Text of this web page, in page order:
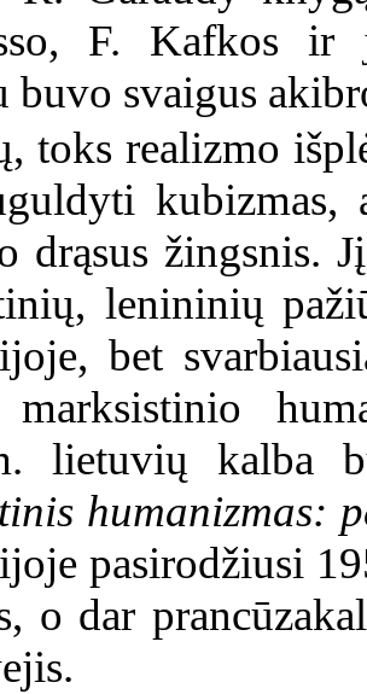
F. Kafkos ir
buvo svaigus
toks realizmo
kubizmas,
drąsus žingsnis.
lenininių
bet
lietuvių kalba
humanizmas:
pasirodžiusi
o dar